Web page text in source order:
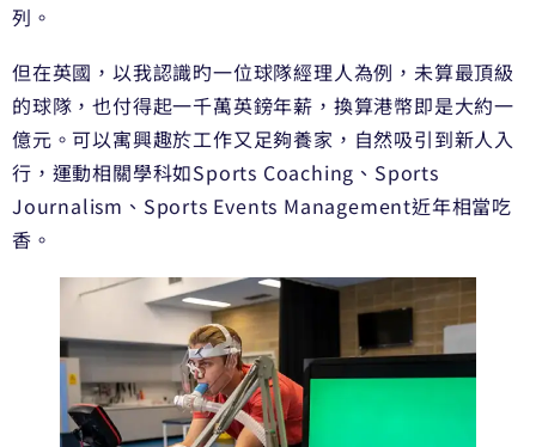
列。
但在英國，以我認識旳一位球隊經理人為例，未算最頂級
的球隊，也付得起一千萬英鎊年薪，換算港幣即是大約一
億元。可以寓興趣於工作又足夠養家，自然吸引到新人入
行，運動相關學科如Sports Coaching、Sports
Journalism、Sports Events Management近年相當吃
香。